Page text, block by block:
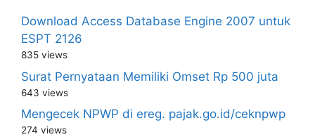
Download Access Database Engine 2007 untuk
ESPT 2126
835 views
Surat Pernyataan Memiliki Omset Rp 500 juta
643 views
Mengecek NPWP di ereg. pajak.go.id/ceknpwp
274 views